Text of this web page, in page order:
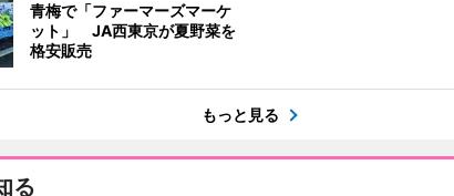
青梅で「ファーマーズマーケ
ット」 JA西東京が夏野菜を
格安販売
もっと見る
る